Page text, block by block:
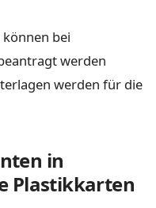
können bei
werden
werden für die
in
Plastikkarten